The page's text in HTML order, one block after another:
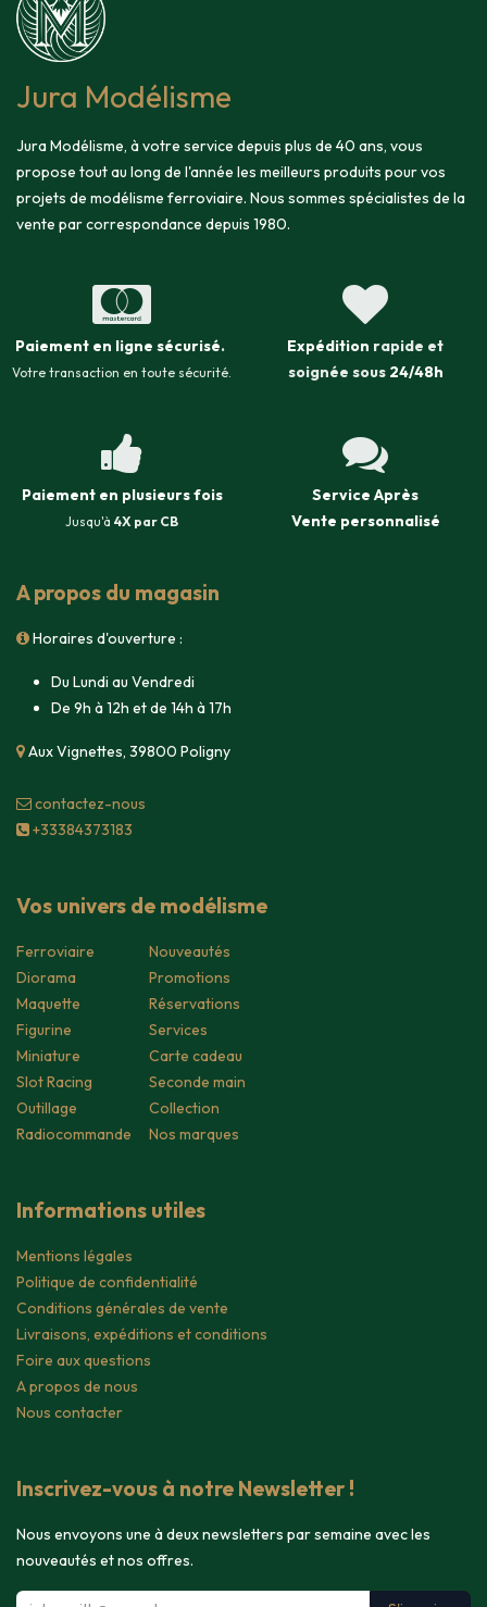
Jura Modélisme
Jura Modélisme, à votre service depuis plus de 40 ans, vous
propose tout au long de l'année les meilleurs produits pour vos
projets de modélisme ferroviaire. Nous sommes spécialistes de la
vente par correspondance depuis 1980.
Paiement en ligne sécurisé.
Votre transaction en toute sécurité.
Expédition rapide et
soignée sous 24/48h
Paiement en plusieurs fois
Jusqu'à 4X par CB
Service Après
Vente personnalisé
A propos du magasin
Horaires d'ouverture :
Du Lundi au Vendredi
De 9h à 12h et de 14h à 17h
Aux Vignettes, 39800 Poligny
contacte​z-nous
+33384373183
Vos univers de modélisme
Ferroviaire
Diorama
Maquette
Figurine
Miniature
Slot Racing
Outillage
Radiocommande
Nouveautés
Promotions
Réservations
Services
Carte cadeau
Seconde main
Collection
Nos marques
Informations utiles
Mentions légales
Politique de confidentialité
Conditions générales de vente
Livraisons, expéditions et conditions
Foire aux questions
A propos de nous
Nous contacter
Inscrivez-vous à notre Newsletter !
Nous envoyons une à deux newsletters par semaine avec les
nouveautés et nos offres.